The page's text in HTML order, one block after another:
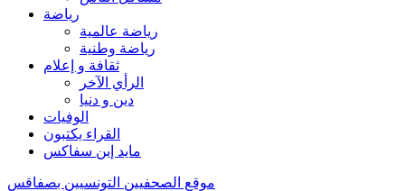
رياضة
رياضة عالمية
رياضة وطنية
ثقافة و إعلام
الرأي الآخر
دين و دنيا
الوفيات
القراء يكتبون
مايد إين سفاكس
موقع الصحفيين التونسيين بصفاقس